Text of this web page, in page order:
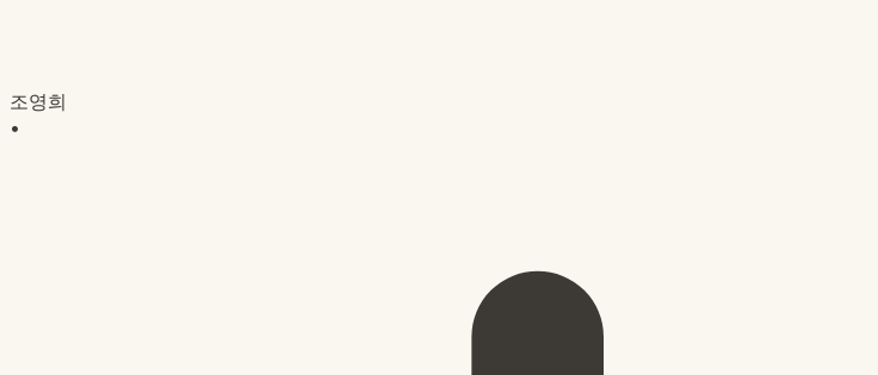
조영희
•